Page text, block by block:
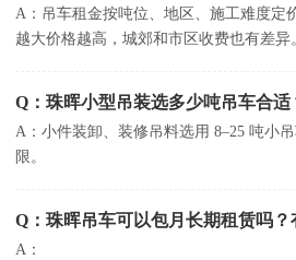
A：吊车租金按吨位、地区、施工难度定
越大价格越高，城郊和市区收费也有差异
Q：珠晖小型吊装选多少吨吊车合适
A：小件装卸、装修吊料选用 8–25 吨小
限。
Q：珠晖吊车可以包月长期租赁吗？
A：